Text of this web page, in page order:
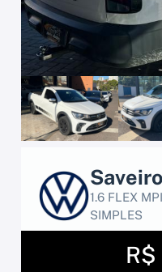
Saveiro
1.6 FLEX
SIMPLES